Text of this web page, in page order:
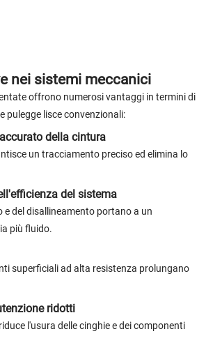
nei sistemi meccanici
offrono numerosi vantaggi in termini di
pulegge lisce convenzionali:
della cintura
un tracciamento preciso ed elimina lo
del sistema
e del disallineamento portano a un
più fluido.
superficiali ad alta resistenza prolungano
ridotti
l'usura delle cinghie e dei componenti